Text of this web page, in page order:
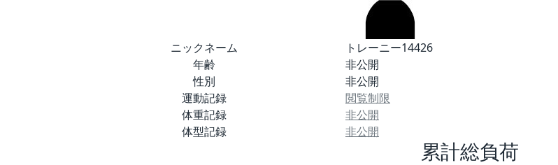
ニックネーム
トレーニー14426
年齢
非公開
性別
非公開
運動記録
閲覧制限
体重記録
非公開
体型記録
非公開
累計総負荷